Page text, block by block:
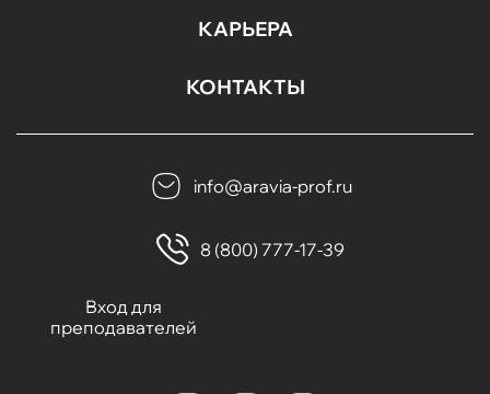
КАРЬЕРА
КОНТАКТЫ
info@aravia-prof.ru
8 (800) 777-17-39
Вход для
преподавателей